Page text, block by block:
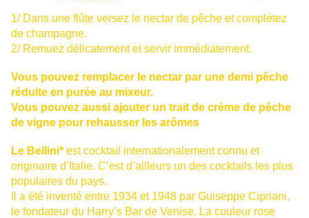
1/ Dans une flûte versez le nectar de pêche et complétez
de champagne.
2/ Remuez délicatement et servir immédiatement.
Vous pouvez remplacer le nectar par une demi pêche
réduite en purée au mixeur.
Vous pouvez aussi ajouter un trait de crème de pêche
de vigne pour rehausser les arômes
Le Bellini* est cocktail internationalement connu et
originaire d’Italie. C’est d’ailleurs un des cocktails les plus
populaires du pays.
Il a été inventé entre 1934 et 1948 par Guiseppe Cipriani,
le fondateur du Harry’s Bar de Venise. La couleur rose